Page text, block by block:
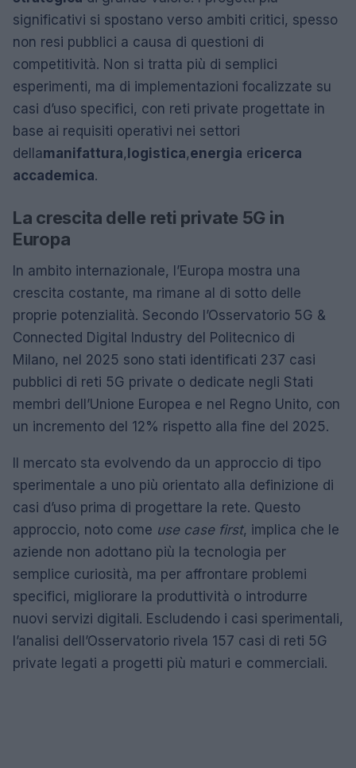
significativi si spostano verso ambiti critici, spesso
non resi pubblici a causa di questioni di
competitività. Non si tratta più di semplici
esperimenti, ma di implementazioni focalizzate su
casi d’uso specifici, con reti private progettate in
base ai requisiti operativi nei settori
dellamanifattura,logistica,energia ericerca
accademica.
La crescita delle reti private 5G in
Europa
In ambito internazionale, l’Europa mostra una
crescita costante, ma rimane al di sotto delle
proprie potenzialità. Secondo l’Osservatorio 5G &
Connected Digital Industry del Politecnico di
Milano, nel 2025 sono stati identificati 237 casi
pubblici di reti 5G private o dedicate negli Stati
membri dell’Unione Europea e nel Regno Unito, con
un incremento del 12% rispetto alla fine del 2025.
Il mercato sta evolvendo da un approccio di tipo
sperimentale a uno più orientato alla definizione di
casi d’uso prima di progettare la rete. Questo
approccio, noto come use case first, implica che le
aziende non adottano più la tecnologia per
semplice curiosità, ma per affrontare problemi
specifici, migliorare la produttività o introdurre
nuovi servizi digitali. Escludendo i casi sperimentali,
l’analisi dell’Osservatorio rivela 157 casi di reti 5G
private legati a progetti più maturi e commerciali.